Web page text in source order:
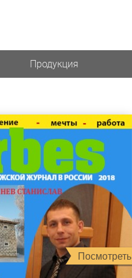
Продукция
Посмотреть